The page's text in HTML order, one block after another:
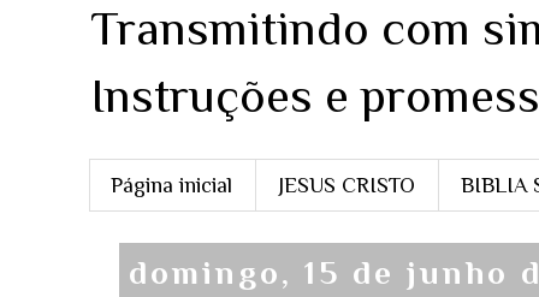
Transmitindo com
Instruções e
Página inicial JESUS CRISTO BIBLIA
domingo, 15 de junho